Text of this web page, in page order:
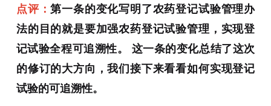
点评：第一条的变化写明了农药登记试验管理办
法的目的就是要加强农药登记试验管理，实现登
记试验全程可追溯性。 这一条的变化总结了这次
的修订的大方向，我们接下来看看如何实现登记
试验的可追溯性。